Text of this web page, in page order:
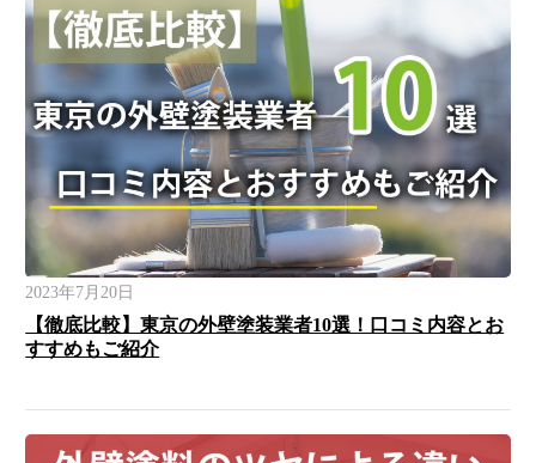
2023年7月20日
【徹底比較】東京の外壁塗装業者10選！口コミ内容とお
すすめもご紹介